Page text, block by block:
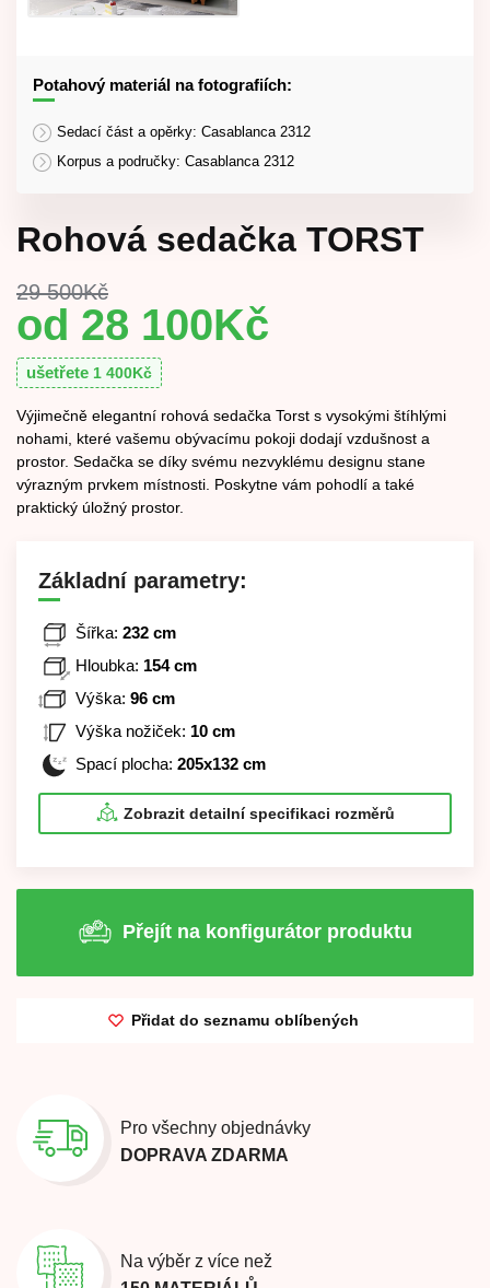
Potahový materiál na fotografiích:
Sedací část a opěrky: Casablanca 2312
Korpus a područky: Casablanca 2312
Rohová sedačka TORST
29 500Kč
28 100Kč
ušetřete 1 400Kč
Výjimečně elegantní rohová sedačka Torst s vysokými štíhlými
nohami, které vašemu obývacímu pokoji dodají vzdušnost a
prostor. Sedačka se díky svému nezvyklému designu stane
výrazným prvkem místnosti. Poskytne vám pohodlí a také
praktický úložný prostor.
Základní parametry:
Šířka: 232 cm
Hloubka: 154 cm
Výška: 96 cm
Výška nožiček: 10 cm
Spací plocha: 205x132 cm
Zobrazit detailní specifikaci rozměrů
Přejít na konfigurátor produktu
Přidat do seznamu oblíbených
Pro všechny objednávky
DOPRAVA ZDARMA
Na výběr z více než